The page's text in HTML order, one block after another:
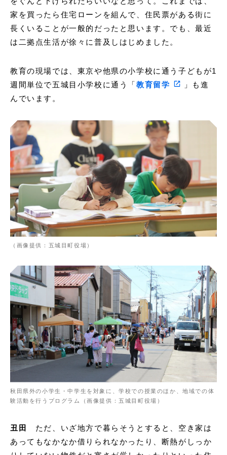
家を買ったら住宅ローンを組んで、住民票がある街に
長くいることが一般的だったと思います。でも、最近
は二拠点生活が徐々に普及しはじめました。
教育の現場では、東京や他県の小学校に通う子どもが1
週間単位で五城目小学校に通う「教育留学
」も進
んでいます。
（画像提供：五城目町役場）
秋田県外の小学生・中学生を対象に、学校での授業のほか、地域での体
験活動を行うプログラム（画像提供：五城目町役場）
丑田
ただ、いざ地方で暮らそうとすると、空き家は
あってもなかなか借りられなかったり、断熱がしっか